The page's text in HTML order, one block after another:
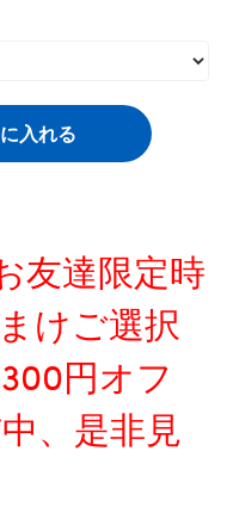
入れる
友達限定時
けご選択
円オフ
、是非見